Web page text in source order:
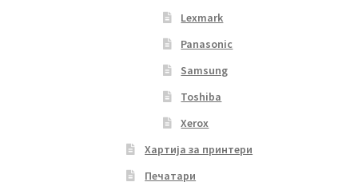
Lexmark
Panasonic
Samsung
Toshiba
Xerox
Хартија за принтери
Печатари